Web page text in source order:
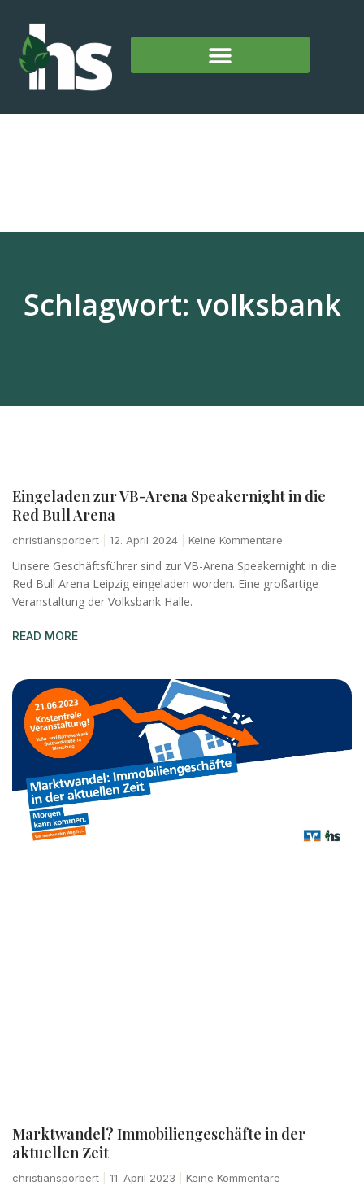
Schlagwort: volksbank
Eingeladen zur VB-Arena Speakernight in die
Red Bull Arena
christiansporbert 12. April 2024 Keine Kommentare
Unsere Geschäftsführer sind zur VB-Arena Speakernight in die
Red Bull Arena Leipzig eingeladen worden. Eine großartige
Veranstaltung der Volksbank Halle.
READ MORE
Marktwandel? Immobiliengeschäfte in der
aktuellen Zeit
christiansporbert 11. April 2023 Keine Kommentare